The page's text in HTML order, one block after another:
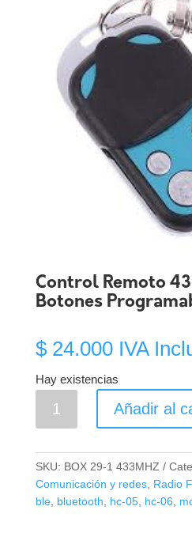
Control Remoto
Botones
$24.000 IVA
Hay existencias
Remoto
Botones
Programable
Añadir al
SKU: BOX 29-1 433MHZ
Comunicación y redes, Radio
ble, bluetooth, hc-05, hc-06,